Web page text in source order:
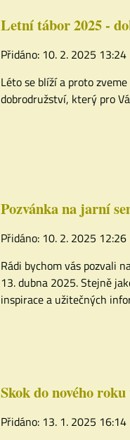
Letní tábor 2025 -
Přidáno: 10. 2. 2025 13:24
Léto se blíží a proto
dobrodružství, který pro
Pozvánka na jarní
Přidáno: 10. 2. 2025 12:26
Rádi bychom vás pozvali
13. dubna 2025. Stejně
inspirace a užitečných
Skok do nového
Přidáno: 13. 1. 2025 16:14